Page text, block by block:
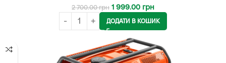
2 700.00грн 1 999.00 грн
ДОДАТИ В КОШИК